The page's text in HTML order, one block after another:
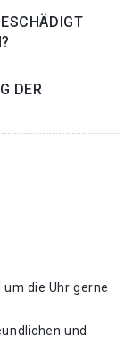
DER
die Uhr gerne
und